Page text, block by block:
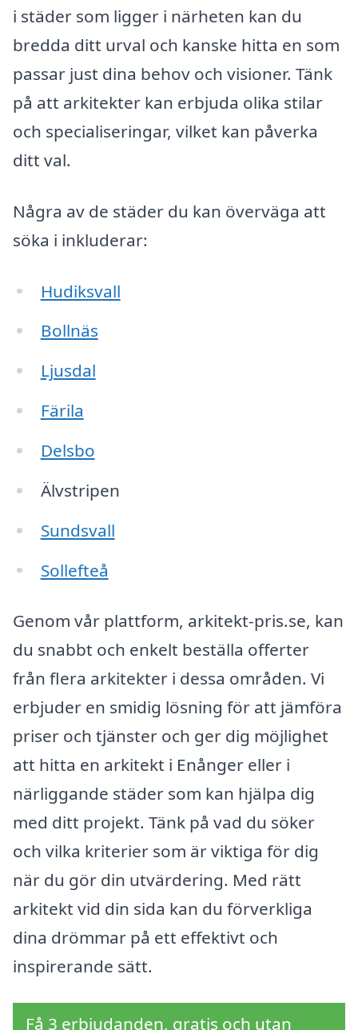
i städer som ligger i närheten kan du
bredda ditt urval och kanske hitta en som
passar just dina behov och visioner. Tänk
på att arkitekter kan erbjuda olika stilar
och specialiseringar, vilket kan påverka
ditt val.
Några av de städer du kan överväga att
söka i inkluderar:
Hudiksvall
Bollnäs
Ljusdal
Färila
Delsbo
Älvstripen
Sundsvall
Sollefteå
Genom vår plattform, arkitekt-pris.se, kan
du snabbt och enkelt beställa offerter
från flera arkitekter i dessa områden. Vi
erbjuder en smidig lösning för att jämföra
priser och tjänster och ger dig möjlighet
att hitta en arkitekt i Enånger eller i
närliggande städer som kan hjälpa dig
med ditt projekt. Tänk på vad du söker
och vilka kriterier som är viktiga för dig
när du gör din utvärdering. Med rätt
arkitekt vid din sida kan du förverkliga
dina drömmar på ett effektivt och
inspirerande sätt.
Få 3 erbjudanden, gratis och utan